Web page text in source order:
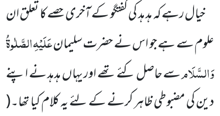
خیال رہے کہ ہد ہد کی گفتگو کے آخری حصے کا تعلق ان
علوم سے ہے جو اس نے حضرت سلیمانعَلَیْہِالصَّلٰوۃُ
وَالسَّلَامسے حاصل کئے تھے اور یہاں ہدہد نے اپنے
دین کی مضبوطی ظاہر کرنے کے لئے یہ کلام کیا تھا۔(